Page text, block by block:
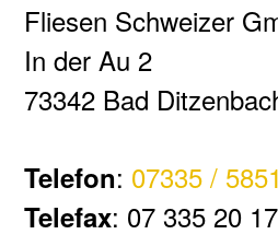
Fliesen Schweizer
In der Au 2
73342 Bad
Telefon: 07335 / 5851
Telefax: 07 335 20 17